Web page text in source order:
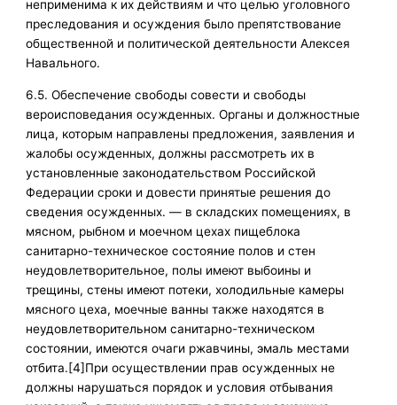
неприменима к их действиям и что целью уголовного
преследования и осуждения было препятствование
общественной и политической деятельности Алексея
Навального.
6.5. Обеспечение свободы совести и свободы
вероисповедания осужденных. Органы и должностные
лица, которым направлены предложения, заявления и
жалобы осужденных, должны рассмотреть их в
установленные законодательством Российской
Федерации сроки и довести принятые решения до
сведения осужденных. — в складских помещениях, в
мясном, рыбном и моечном цехах пищеблока
санитарно-техническое состояние полов и стен
неудовлетворительное, полы имеют выбоины и
трещины, стены имеют потеки, холодильные камеры
мясного цеха, моечные ванны также находятся в
неудовлетворительном санитарно-техническом
состоянии, имеются очаги ржавчины, эмаль местами
отбита.[4]При осуществлении прав осужденных не
должны нарушаться порядок и условия отбывания